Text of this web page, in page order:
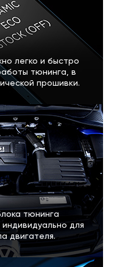
легко и быстро
тюнинга, в
прошивки.
тюнинга
для
двигателя.